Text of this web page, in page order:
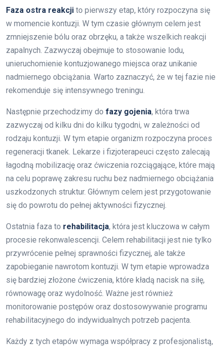
Faza ostra reakcji to pierwszy etap, który rozpoczyna się
w momencie kontuzji. W tym czasie głównym celem jest
zmniejszenie bólu oraz obrzęku, a także wszelkich reakcji
zapalnych. Zazwyczaj obejmuje to stosowanie lodu,
unieruchomienie kontuzjowanego miejsca oraz unikanie
nadmiernego obciążania. Warto zaznaczyć, że w tej fazie nie
rekomenduje się intensywnego treningu.
Następnie przechodzimy do fazy gojenia, która trwa
zazwyczaj od kilku dni do kilku tygodni, w zależności od
rodzaju kontuzji. W tym etapie organizm rozpoczyna proces
regeneracji tkanek. Lekarze i fizjoterapeuci często zalecają
łagodną mobilizację oraz ćwiczenia rozciągające, które mają
na celu poprawę zakresu ruchu bez nadmiernego obciążania
uszkodzonych struktur. Głównym celem jest przygotowanie
się do powrotu do pełnej aktywności fizycznej.
Ostatnia faza to rehabilitacja, która jest kluczowa w całym
procesie rekonwalescencji. Celem rehabilitacji jest nie tylko
przywrócenie pełnej sprawności fizycznej, ale także
zapobieganie nawrotom kontuzji. W tym etapie wprowadza
się bardziej złożone ćwiczenia, które kładą nacisk na siłę,
równowagę oraz wydolność. Ważne jest również
monitorowanie postępów oraz dostosowywanie programu
rehabilitacyjnego do indywidualnych potrzeb pacjenta.
Każdy z tych etapów wymaga współpracy z profesjonalistą,